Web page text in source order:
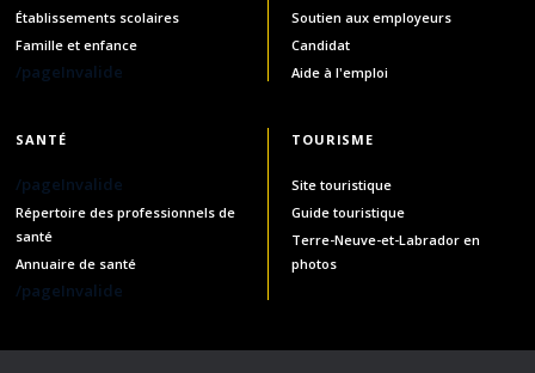
Établissements scolaires
Famille et enfance
/pageInvalide
Soutien aux employeurs
Candidat
Aide à l'emploi
SANTÉ
/pageInvalide
Répertoire des professionnels de
santé
Annuaire de santé
/pageInvalide
TOURISME
Site touristique
Guide touristique
Terre-Neuve-et-Labrador en
photos